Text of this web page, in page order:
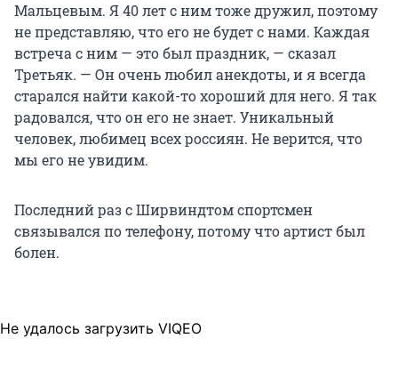
Мальцевым. Я 40 лет с ним тоже дружил, поэтому
не представляю, что его не будет с нами. Каждая
встреча с ним — это был праздник, — сказал
Третьяк. — Он очень любил анекдоты, и я всегда
старался найти какой-то хороший для него. Я так
радовался, что он его не знает. Уникальный
человек, любимец всех россиян. Не верится, что
мы его не увидим.
Последний раз с Ширвиндтом спортсмен
связывался по телефону, потому что артист был
болен.
Не удалось загрузить VIQEO